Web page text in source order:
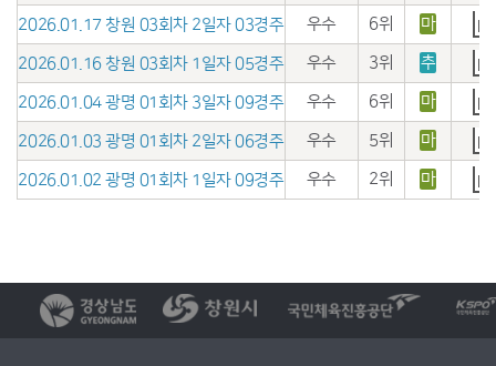
2026.01.17 창원 03회차 2일자 03경주 우수 6위 마
2026.01.16 창원 03회차 1일자 05경주 우수 3위 추
2026.01.04 광명 01회차 3일자 09경주 우수 6위 마
2026.01.03 광명 01회차 2일자 06경주 우수 5위 마
2026.01.02 광명 01회차 1일자 09경주 우수 2위 마